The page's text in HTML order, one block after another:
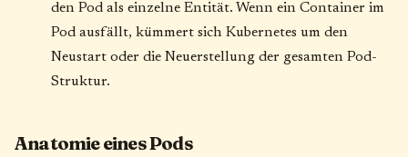
den Pod als einzelne Entität. Wenn ein Container im
Pod ausfällt, kümmert sich Kubernetes um den
Neustart oder die Neuerstellung der gesamten Pod-
Struktur.
Anatomie eines Pods